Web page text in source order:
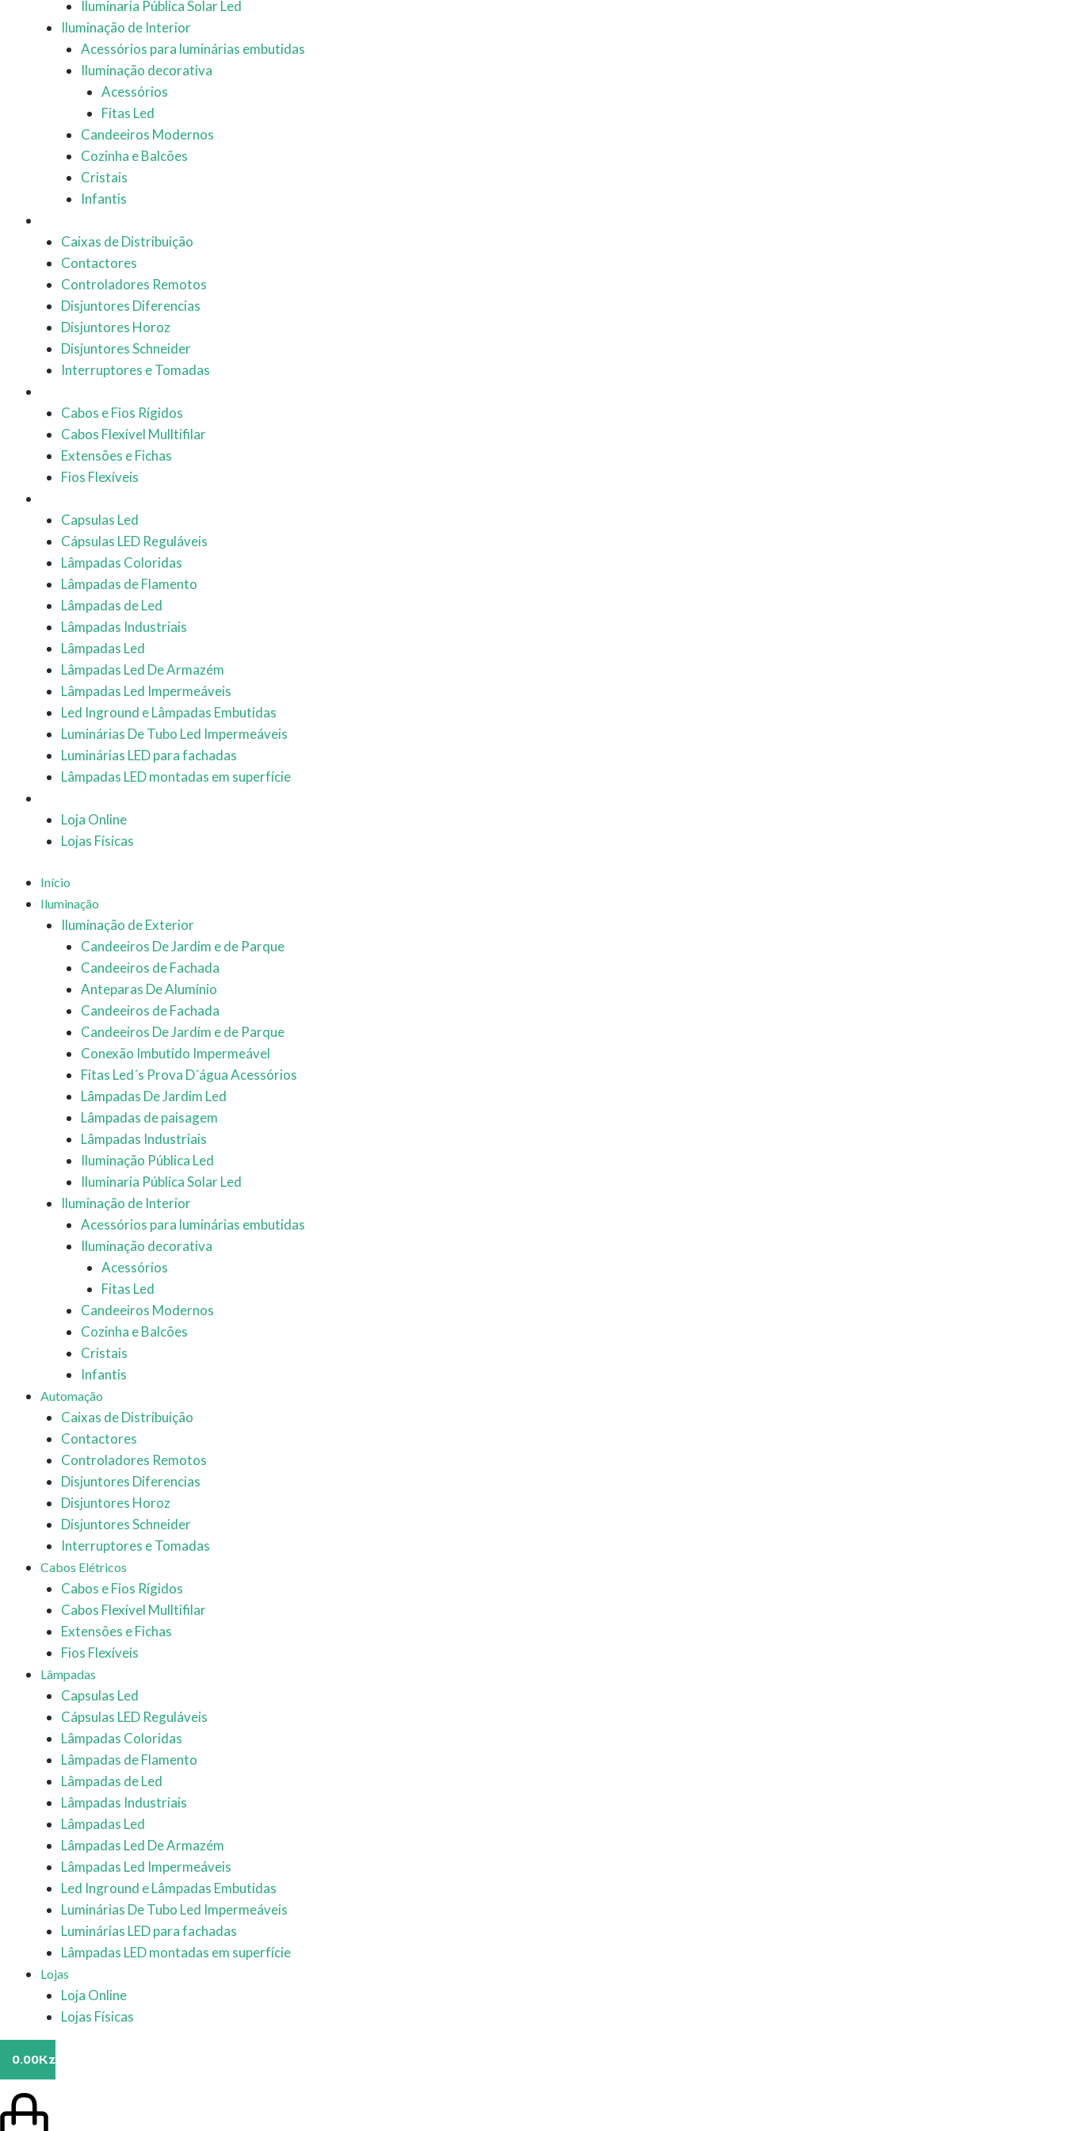
Iluminaria Pública Solar Led
Iluminação de Interior
Acessórios para luminárias embutidas
Iluminação decorativa
Acessórios
Fitas Led
Candeeiros Modernos
Cozinha e Balcões
Cristais
Infantis
Caixas de Distribuição
Contactores
Controladores Remotos
Disjuntores Diferencias
Disjuntores Horoz
Disjuntores Schneider
Interruptores e Tomadas
Cabos e Fios Rígidos
Cabos Flexível Mulltifilar
Extensões e Fichas
Fios Flexíveis
Capsulas Led
Cápsulas LED Reguláveis
Lâmpadas Coloridas
Lâmpadas de Flamento
Lâmpadas de Led
Lâmpadas Industriais
Lâmpadas Led
Lâmpadas Led De Armazém
Lâmpadas Led Impermeáveis
Led Inground e Lâmpadas Embutidas
Luminárias De Tubo Led Impermeáveis
Luminárias LED para fachadas
Lâmpadas LED montadas em superfície
Loja Online
Lojas Físicas
Início
Iluminação
Iluminação de Exterior
Candeeiros De Jardim e de Parque
Candeeiros de Fachada
Anteparas De Alumínio
Candeeiros de Fachada
Candeeiros De Jardim e de Parque
Conexão Imbutido Impermeável
Fitas Led´s Prova D´água Acessórios
Lâmpadas De Jardim Led
Lâmpadas de paisagem
Lâmpadas Industriais
Iluminação Pública Led
Iluminaria Pública Solar Led
Iluminação de Interior
Acessórios para luminárias embutidas
Iluminação decorativa
Acessórios
Fitas Led
Candeeiros Modernos
Cozinha e Balcões
Cristais
Infantis
Automação
Caixas de Distribuição
Contactores
Controladores Remotos
Disjuntores Diferencias
Disjuntores Horoz
Disjuntores Schneider
Interruptores e Tomadas
Cabos Elétricos
Cabos e Fios Rígidos
Cabos Flexível Mulltifilar
Extensões e Fichas
Fios Flexíveis
Lâmpadas
Capsulas Led
Cápsulas LED Reguláveis
Lâmpadas Coloridas
Lâmpadas de Flamento
Lâmpadas de Led
Lâmpadas Industriais
Lâmpadas Led
Lâmpadas Led De Armazém
Lâmpadas Led Impermeáveis
Led Inground e Lâmpadas Embutidas
Luminárias De Tubo Led Impermeáveis
Luminárias LED para fachadas
Lâmpadas LED montadas em superfície
Lojas
Loja Online
Lojas Físicas
0.00Kz